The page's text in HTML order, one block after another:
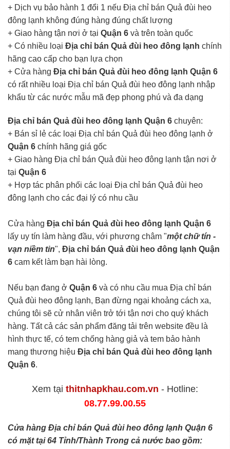
+ Dịch vụ bảo hành 1 đổi 1 nếu Địa chỉ bán Quả đùi heo
đông lạnh không đúng hàng đúng chất lượng
+ Giao hàng tận nơi ở tại Quận 6 và trên toàn quốc
+ Có nhiều loại Địa chỉ bán Quả đùi heo đông lạnh chính
hãng cao cấp cho bạn lựa chọn
+ Cửa hàng Địa chỉ bán Quả đùi heo đông lạnh Quận 6
có rất nhiều loại Địa chỉ bán Quả đùi heo đông lạnh nhập
khẩu từ các nước mẫu mã đẹp phong phú và đa dạng
Địa chỉ bán Quả đùi heo đông lạnh Quận 6 chuyên:
+ Bán sỉ lẻ các loại Địa chỉ bán Quả đùi heo đông lạnh ở
Quận 6 chính hãng giá gốc
+ Giao hàng Địa chỉ bán Quả đùi heo đông lạnh tận nơi ở
tại Quận 6
+ Hợp tác phân phối các loại Địa chỉ bán Quả đùi heo
đông lạnh cho các đại lý có nhu cầu
Cửa hàng Địa chỉ bán Quả đùi heo đông lạnh Quận 6
lấy uy tín làm hàng đầu, với phương châm "một chữ tín -
vạn niềm tin", Địa chỉ bán Quả đùi heo đông lạnh Quận
6 cam kết làm bạn hài lòng.
Nếu bạn đang ở Quận 6 và có nhu cầu mua Địa chỉ bán
Quả đùi heo đông lạnh, Bạn đừng ngại khoảng cách xa,
chúng tôi sẽ cử nhân viên trở tới tận nơi cho quý khách
hàng. Tất cả các sản phẩm đăng tải trên website đều là
hình thực tế, có tem chống hàng giả và tem bảo hành
mang thương hiệu Địa chỉ bán Quả đùi heo đông lạnh
Quận 6.
Xem tại thitnhapkhau.com.vn - Hotline:
08.77.99.00.55
Cửa hàng Địa chỉ bán Quả đùi heo đông lạnh Quận 6
có mặt tại 64 Tỉnh/Thành Trong cả nước bao gồm: